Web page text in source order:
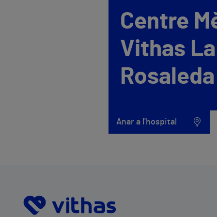
Centre
Vithas La
Rosaleda
Anar a l'hospital